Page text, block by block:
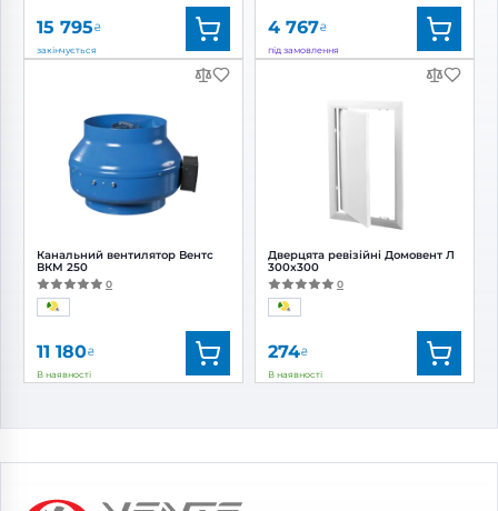
15 795₴
закінчується
Вентс
Артикул:0688349544
Діаметр:
250 мм
Потужність:
168 Вт
Рівень
шуму:
Канальний вентилятор Вентс
ВКМ 250
0
11 180₴
В наявності
Артикул: 0000227227
Діаметр:
250 мм
4 767₴
під замовлення
Вентс
Артикул:
0687820719
Діаметр:
Потужність:
Дверцята ревізійні Домовент Л
300x300
0
274₴
В наявності
Артикул:0687926249